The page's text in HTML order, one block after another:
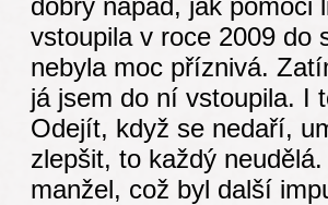
vstoupila v roce 2009 do
nebyla moc příznivá.
já jsem do ní vstoupila. I
Odejít, když se nedaří,
zlepšit, to každý
manžel, což byl další